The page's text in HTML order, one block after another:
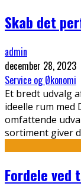
Skab det
admin
december 28, 2023
Service og Økonomi
Et bredt udvalg
ideelle rum med
omfattende
sortiment giver
Fordele ved